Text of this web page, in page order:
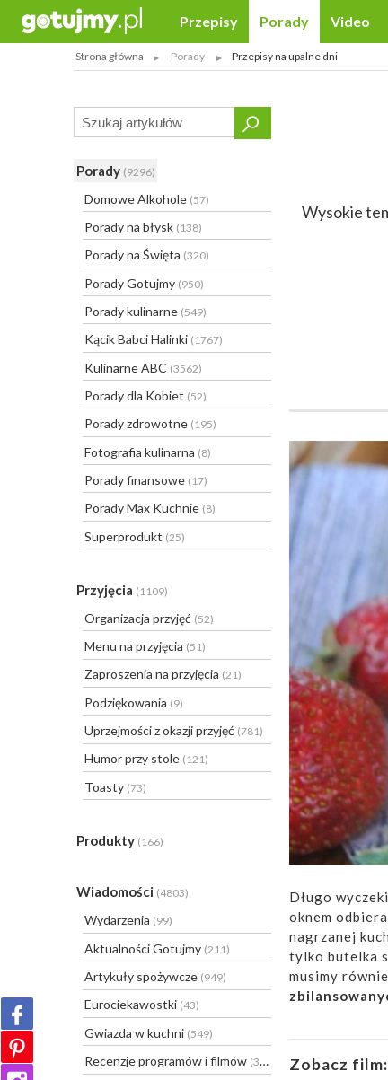
Przepisy Porady Video
Strona główna Porady Przepisy na upalne dni
Porady (9296)
Domowe Alkohole (57)
Porady na błysk (138)
Porady na Święta (320)
Porady Gotujmy (950)
Porady kulinarne (549)
Kącik Babci Halinki (1767)
Kulinarne ABC (3562)
Porady dla Kobiet (52)
Porady zdrowotne (195)
Fotografia kulinarna (8)
Porady finansowe (17)
Porady Max Kuchnie (8)
Superprodukt (25)
Przyjęcia (1109)
Organizacja przyjęć (52)
Menu na przyjęcia (51)
Zaproszenia na przyjęcia (21)
Podziękowania (9)
Uprzejmości z okazji przyjęć (781)
Humor przy stole (121)
Toasty (73)
Produkty (166)
Wiadomości (4803)
Wydarzenia (99)
Aktualności Gotujmy (211)
Artykuły spożywcze (949)
Eurociekawostki (43)
Gwiazda w kuchni (549)
Recenzje programów i filmów (31)
Wysokie
Długo
oknem
nagrzanej
tylko butelka
musimy
Zobacz film: